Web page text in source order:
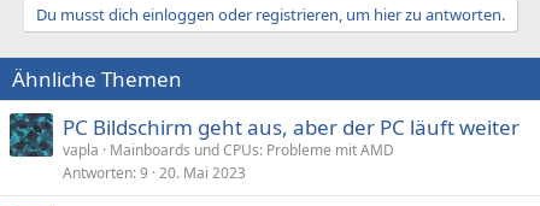
Du musst dich einloggen oder registrieren, um hier zu antworten.
Ähnliche Themen
PC Bildschirm geht aus, aber der PC läuft weiter
vapla
Mainboards und CPUs: Probleme mit AMD
Antworten 9 20. Mai 2023